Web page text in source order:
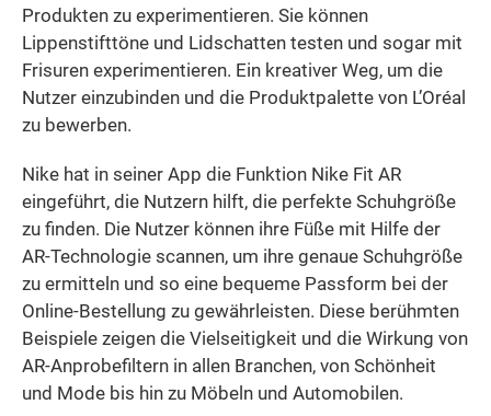
Produkten zu experimentieren. Sie können
Lippenstifttöne und Lidschatten testen und sogar mit
Frisuren experimentieren. Ein kreativer Weg, um die
Nutzer einzubinden und die Produktpalette von L’Oréal
zu bewerben.
Nike hat in seiner App die Funktion Nike Fit AR
eingeführt, die Nutzern hilft, die perfekte Schuhgröße
zu finden. Die Nutzer können ihre Füße mit Hilfe der
AR-Technologie scannen, um ihre genaue Schuhgröße
zu ermitteln und so eine bequeme Passform bei der
Online-Bestellung zu gewährleisten. Diese berühmten
Beispiele zeigen die Vielseitigkeit und die Wirkung von
AR-Anprobefiltern in allen Branchen, von Schönheit
und Mode bis hin zu Möbeln und Automobilen.